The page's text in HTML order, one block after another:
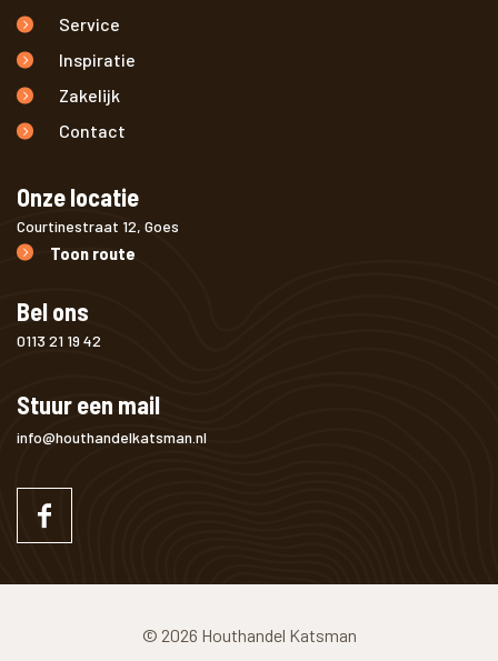
Service
Inspiratie
Zakelijk
Contact
Onze locatie
Courtinestraat 12, Goes
Toon route
Bel ons
0113 21 19 42
Stuur een mail
info@houthandelkatsman.nl
© 2026 Houthandel Katsman